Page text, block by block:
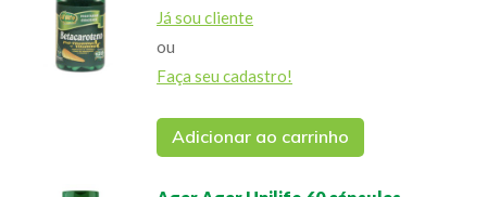
Já sou cliente
ou
Faça seu cadastro!
Adicionar ao carrinho